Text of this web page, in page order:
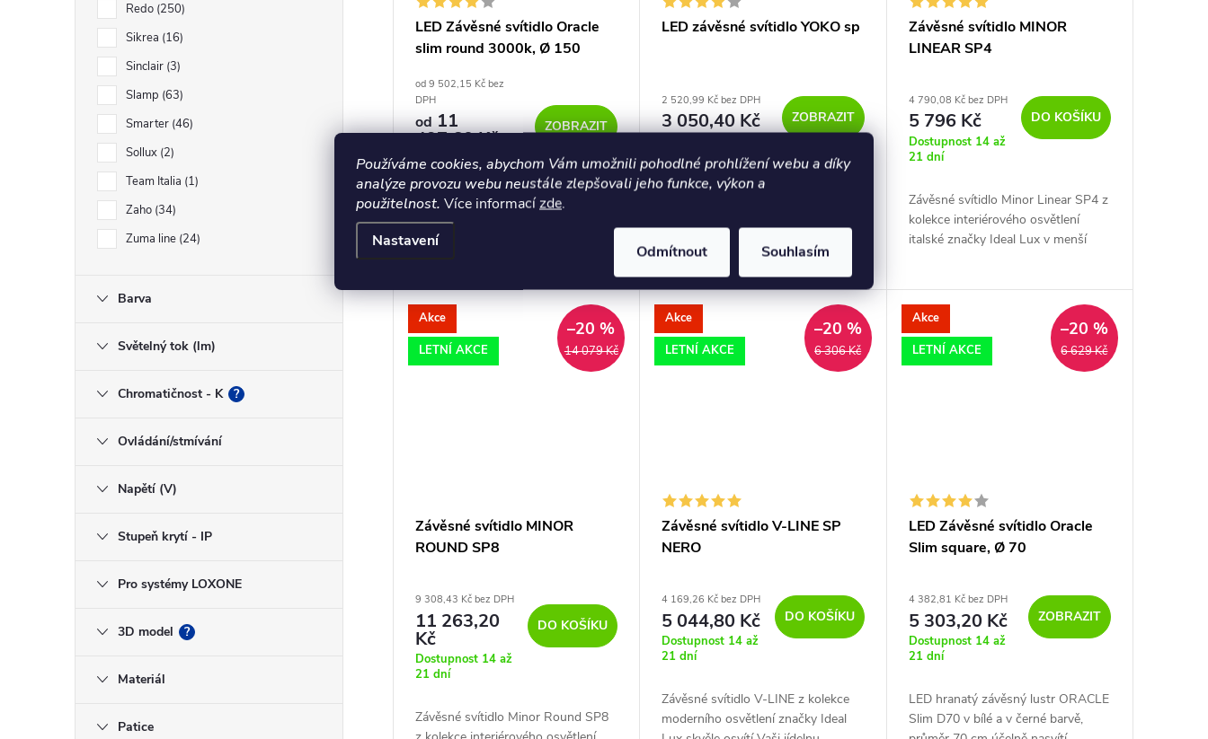
Používáme cookies, abychom Vám umožnili pohodlné prohlížení webu a díky
analýze provozu webu neustále zlepšovali jeho funkce, výkon a
použitelnost. Více informacízde.
Nastavení
Odmítnout Souhlasím
Redo 250
Sikrea 16
Sinclair 3
Slamp 63
Smarter 46
Sollux 2
Team Italia 1
Zaho 34
Zuma line 24
Barva
Světelný tok (lm)
Chromatičnost - K ?
Ovládání/stmívání
Napětí (V)
Stupeň krytí - IP
Pro systémy LOXONE
3D model ?
Materiál
Patice
LED Závěsné svítidlo Oracle
slim round 3000k, Ø 150
od 9 502,15 Kč bez
DPH
od11
497,60 Kč
Dostupnost 14 až
ZOBRAZIT
D150 v bílé barvě, průměr 150 cm
práškově lakovanou úpravou v bílé...
LED závěsné svítidlo YOKO sp
2 520,99 Kč bez DPH
3 050,40 Kč ZOBRAZIT
polykarbonát. Průhledný elektrický
kabel z PVC. Barvy: bílá nebo černá.
Závěsné svítidlo MINOR
LINEAR SP4
4 790,08 Kč bez DPH
5 796 Kč
Dostupnost 14 až
21 dní
DO KOŠÍKU
Závěsné svítidlo Minor Linear SP4 z
kolekce interiérového osvětlení
italské značky Ideal Lux v menší
Akce
LETNÍ AKCE
14 079 Kč
–20 %
Závěsné svítidlo MINOR
ROUND SP8
9 308,43 Kč bez DPH
11 263,20
Kč
Dostupnost 14 až
21 dní
DO KOŠÍKU
Závěsné svítidlo Minor Round SP8
Akce
LETNÍ AKCE
6 306 Kč
–20 %
Závěsné svítidlo V-LINE SP
NERO
4 169,26 Kč bez DPH
5 044,80 Kč
Dostupnost 14 až
21 dní
DO KOŠÍKU
Závěsné svítidlo V-LINE z kolekce
moderního osvětlení značky Ideal
Akce
LETNÍ AKCE
6 629 Kč
–20 %
LED Závěsné svítidlo Oracle
Slim square, Ø 70
4 382,81 Kč bez DPH
5 303,20 Kč
Dostupnost 14 až
21 dní
ZOBRAZIT
LED hranatý závěsný lustr ORACLE
Slim D70 v bílé a v černé barvě,